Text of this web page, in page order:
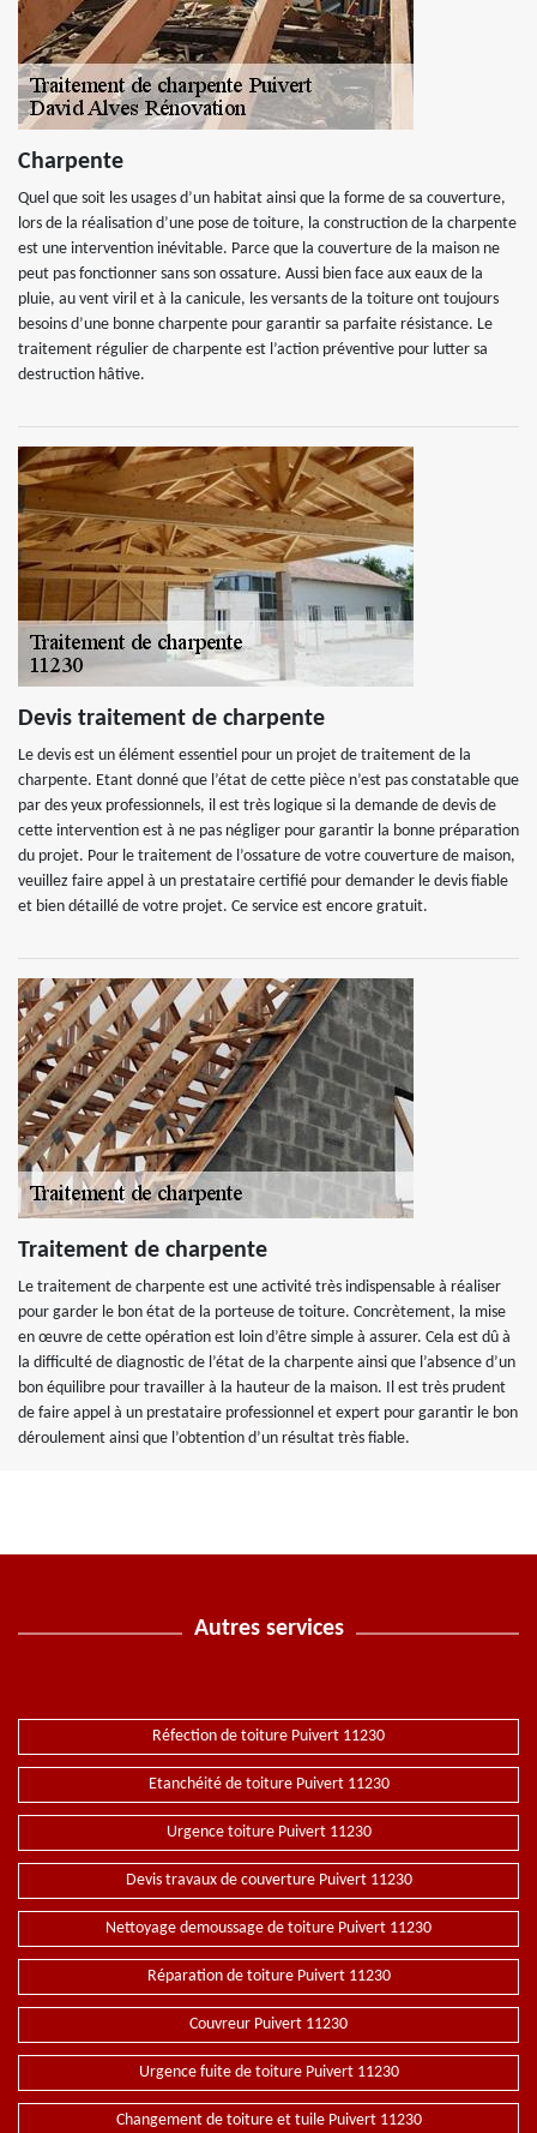
Charpente
Quel que soit les usages d’un habitat ainsi que la forme de sa couverture,
lors de la réalisation d’une pose de toiture, la construction de la charpente
est une intervention inévitable. Parce que la couverture de la maison ne
peut pas fonctionner sans son ossature. Aussi bien face aux eaux de la
pluie, au vent viril et à la canicule, les versants de la toiture ont toujours
besoins d’une bonne charpente pour garantir sa parfaite résistance. Le
traitement régulier de charpente est l’action préventive pour lutter sa
destruction hâtive.
Devis traitement de charpente
Le devis est un élément essentiel pour un projet de traitement de la
charpente. Etant donné que l’état de cette pièce n’est pas constatable que
par des yeux professionnels, il est très logique si la demande de devis de
cette intervention est à ne pas négliger pour garantir la bonne préparation
du projet. Pour le traitement de l’ossature de votre couverture de maison,
veuillez faire appel à un prestataire certifié pour demander le devis fiable
et bien détaillé de votre projet. Ce service est encore gratuit.
Traitement de charpente
Le traitement de charpente est une activité très indispensable à réaliser
pour garder le bon état de la porteuse de toiture. Concrètement, la mise
en œuvre de cette opération est loin d’être simple à assurer. Cela est dû à
la difficulté de diagnostic de l’état de la charpente ainsi que l’absence d’un
bon équilibre pour travailler à la hauteur de la maison. Il est très prudent
de faire appel à un prestataire professionnel et expert pour garantir le bon
déroulement ainsi que l’obtention d’un résultat très fiable.
Autres services
Réfection de toiture Puivert 11230
Etanchéité de toiture Puivert 11230
Urgence toiture Puivert 11230
Devis travaux de couverture Puivert 11230
Nettoyage demoussage de toiture Puivert 11230
Réparation de toiture Puivert 11230
Couvreur Puivert 11230
Urgence fuite de toiture Puivert 11230
Changement de toiture et tuile Puivert 11230